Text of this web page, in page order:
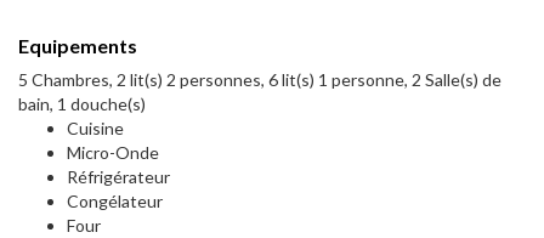
Equipements
5 Chambres, 2 lit(s) 2 personnes, 6 lit(s) 1 personne, 2 Salle(s) de
bain, 1 douche(s)
Cuisine
Micro-Onde
Réfrigérateur
Congélateur
Four